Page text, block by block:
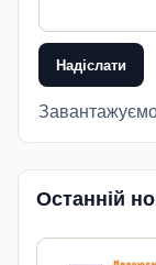
Надіслати
Останній